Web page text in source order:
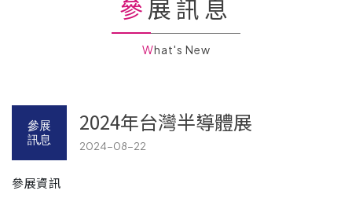
參展訊息
What's New
參展
訊息
2024年台灣半導體展
2024-08-22
參展資訊